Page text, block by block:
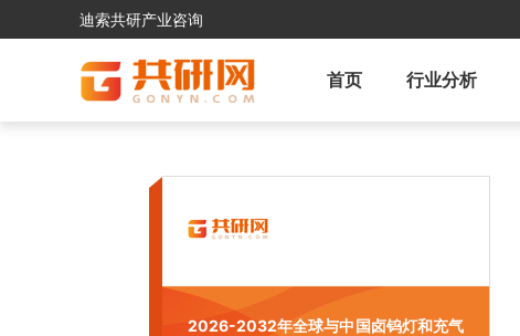
迪索共研产业咨询
首页 行业分析
2026-2032年全球与中国卤钨灯和充气